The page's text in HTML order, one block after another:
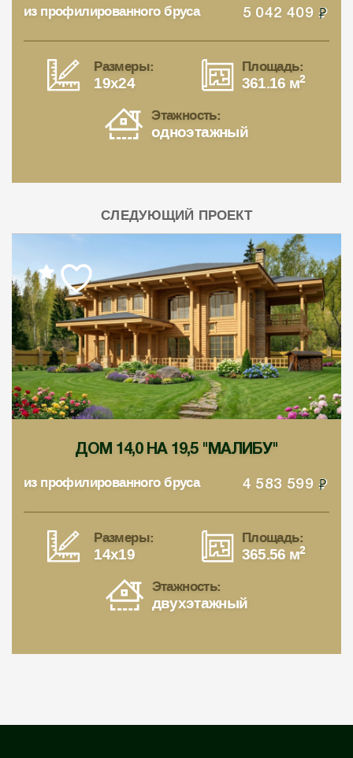
из профилированного бруса 5 042 409
Размеры:
19x24
Площадь:
361.16 м2
Этажность:
одноэтажный
СЛЕДУЮЩИЙ ПРОЕКТ
ДОМ 14,0 НА 19,5 "МАЛИБУ"
из профилированного бруса 4 583 599
Размеры:
14x19
Площадь:
365.56 м2
Этажность:
двухэтажный